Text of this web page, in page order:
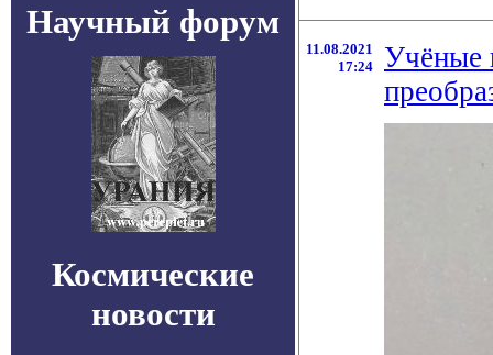
Научный форум
Космические
новости
11.08.2021
17:24
Учёные